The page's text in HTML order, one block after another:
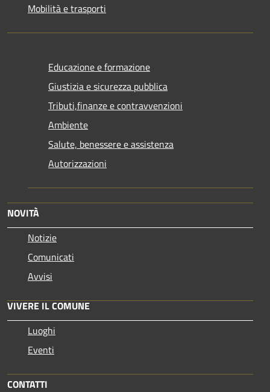
Mobilità e trasporti
Educazione e formazione
Giustizia e sicurezza pubblica
Tributi,finanze e contravvenzioni
Ambiente
Salute, benessere e assistenza
Autorizzazioni
NOVITÀ
Notizie
Comunicati
Avvisi
VIVERE IL COMUNE
Luoghi
Eventi
CONTATTI